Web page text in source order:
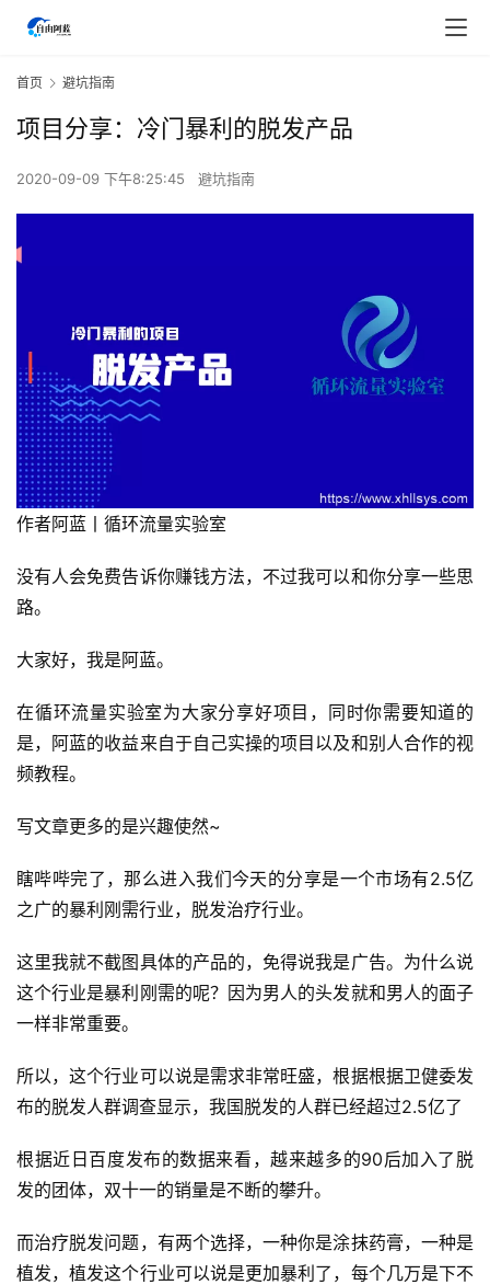
首页 避坑指南
项目分享：冷门暴利的脱发产品
2020-09-09 下午8:25:45 避坑指南
作者阿蓝丨循环流量实验室
没有人会免费告诉你赚钱方法，不过我可以和你分享一些思
路。
大家好，我是阿蓝。
在循环流量实验室为大家分享好项目，同时你需要知道的
是，阿蓝的收益来自于自己实操的项目以及和别人合作的视
频教程。
写文章更多的是兴趣使然~
瞎哔哔完了，那么进入我们今天的分享是一个市场有2.5亿
之广的暴利刚需行业，脱发治疗行业。
这里我就不截图具体的产品的，免得说我是广告。为什么说
这个行业是暴利刚需的呢？因为男人的头发就和男人的面子
一样非常重要。
所以，这个行业可以说是需求非常旺盛，根据根据卫健委发
布的脱发人群调查显示，我国脱发的人群已经超过2.5亿了
根据近日百度发布的数据来看，越来越多的90后加入了脱
发的团体，双十一的销量是不断的攀升。
而治疗脱发问题，有两个选择，一种你是涂抹药膏，一种是
植发，植发这个行业可以说是更加暴利了，每个几万是下不